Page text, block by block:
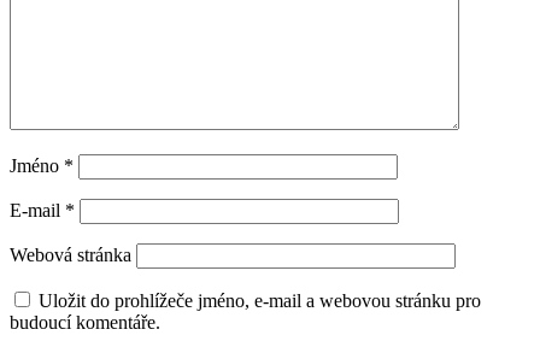
Jméno *
E-mail *
Webová stránka
Uložit do prohlížeče jméno, e-mail a webovou stránku pro
budoucí komentáře.